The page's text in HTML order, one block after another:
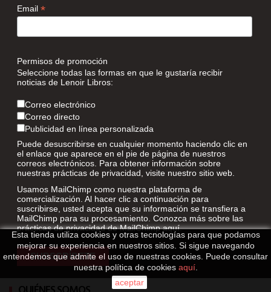
Email *
Permisos de promoción
Seleccione todas las formas en que le gustaría recibir
noticias de Lenoir Libros:
Correo electrónico
Correo directo
Publicidad en línea personalizada
Puede desuscribirse en cualquier momento haciendo clic en
el enlace que aparece en el pie de página de nuestros
correos electrónicos. Para obtener información sobre
nuestras prácticas de privacidad, visite nuestro sitio web.
Usamos MailChimp como nuestra plataforma de
comercialización. Al hacer clic a continuación para
suscribirse, usted acepta que su información se transfiera a
MailChimp para su procesamiento. Conozca más sobre las
prácticas de privacidad de MailChimpaquí.
Esta tienda utiliza cookies y otras tecnologías para que podamos
mejorar su experiencia en nuestros sitios. Si sigue navegando
entendemos que admite el uso de nuestras cookies. Puede consultar
nuestra política de cookies aquí.
aceptar